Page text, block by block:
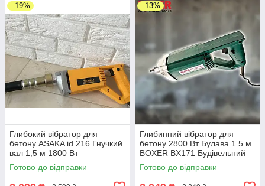
–19%
Глибокий вібратор для
бетону ASAKA id 216 Гнучкий
вал 1,5 м 1800 Вт
Готово до відправки
–13%
Глибинний вібратор для
бетону 2800 Вт Булава 1.5 м
BOXER BX171 Будівельний
бетонний вібратор
Готово до відправки